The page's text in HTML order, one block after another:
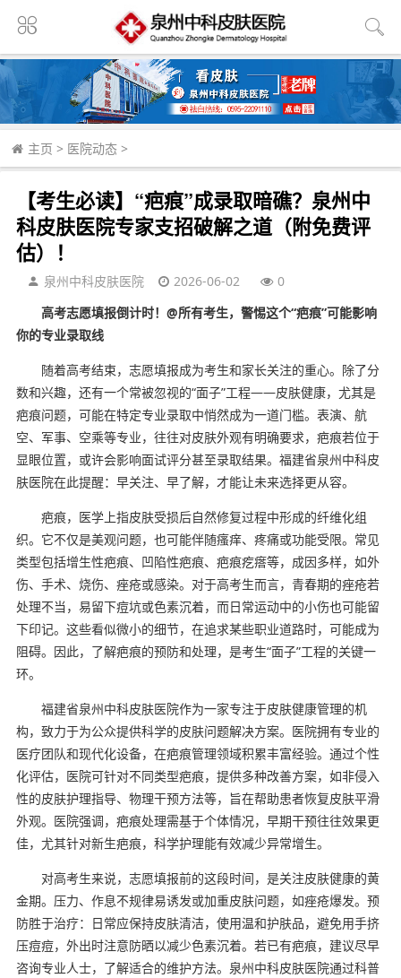
主页 > 医院动态 >
【考生必读】“疤痕”成录取暗礁？泉州中
科皮肤医院专家支招破解之道（附免费评
估）！
泉州中科皮肤医院 2026-06-02
0
高考志愿填报倒计时！@所有考生，警惕这个“疤痕”可能影响
你的专业录取线
随着高考结束，志愿填报成为考生和家长关注的重心。除了分
数和兴趣，还有一个常被忽视的“面子”工程——皮肤健康，尤其是
疤痕问题，可能在特定专业录取中悄然成为一道门槛。表演、航
空、军事、空乘等专业，往往对皮肤外观有明确要求，疤痕若位于
显眼位置，或许会影响面试评分甚至录取结果。福建省泉州中科皮
肤医院在此提醒：早关注、早了解，才能让未来选择更从容。
疤痕，医学上指皮肤受损后自然修复过程中形成的纤维化组
织。它不仅是美观问题，也可能伴随瘙痒、疼痛或功能受限。常见
类型包括增生性疤痕、凹陷性疤痕、疤痕疙瘩等，成因多样，如外
伤、手术、烧伤、痤疮或感染。对于高考生而言，青春期的痤疮若
处理不当，易留下痘坑或色素沉着，而日常运动中的小伤也可能留
下印记。这些看似微小的细节，在追求某些职业道路时，可能成为
阻碍。因此，了解疤痕的预防和处理，是考生“面子”工程的关键一
环。
福建省泉州中科皮肤医院作为一家专注于皮肤健康管理的机
构，致力于为公众提供科学的皮肤问题解决方案。医院拥有专业的
医疗团队和现代化设备，在疤痕管理领域积累丰富经验。通过个性
化评估，医院可针对不同类型疤痕，提供多种改善方案，如非侵入
性的皮肤护理指导、物理干预方法等，旨在帮助患者恢复皮肤平滑
外观。医院强调，疤痕处理需基于个体情况，早期干预往往效果更
佳，尤其针对新生疤痕，科学护理能有效减少异常增生。
对高考生来说，志愿填报前的这段时间，是关注皮肤健康的黄
金期。压力、作息不规律易诱发或加重皮肤问题，如痤疮爆发。预
防胜于治疗：日常应保持皮肤清洁，使用温和护肤品，避免用手挤
压痘痘，外出时注意防晒以减少色素沉着。若已有疤痕，建议尽早
咨询专业人士，了解适合的维护方法。泉州中科皮肤医院通过科普